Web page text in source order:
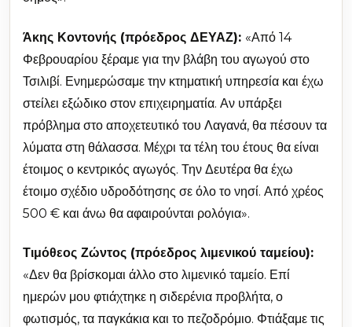
Άκης Κοντονής (πρόεδρος ΔΕΥΑΖ): «Από 14
Φεβρουαρίου ξέραμε για την βλάβη του αγωγού στο
Τσιλιβί. Ενημερώσαμε την κτηματική υπηρεσία και έχω
στείλει εξώδικο στον επιχειρηματία. Αν υπάρξει
πρόβλημα στο αποχετευτικό του Λαγανά, θα πέσουν τα
λύματα στη θάλασσα. Μέχρι τα τέλη του έτους θα είναι
έτοιμος ο κεντρικός αγωγός. Την Δευτέρα θα έχω
έτοιμο σχέδιο υδροδότησης σε όλο το νησί. Από χρέος
500 € και άνω θα αφαιρούνται ρολόγια».
Τιμόθεος Ζώντος (πρόεδρος λιμενικού ταμείου):
«Δεν θα βρίσκομαι άλλο στο λιμενικό ταμείο. Επί
ημερών μου φτιάχτηκε η σιδερένια προβλήτα, ο
φωτισμός, τα παγκάκια και το πεζοδρόμιο. Φτιάξαμε τις